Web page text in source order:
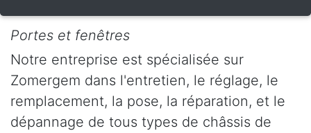
Portes et fenêtres
Notre entreprise est spécialisée sur
Zomergem dans l'entretien, le réglage, le
remplacement, la pose, la réparation, et le
dépannage de tous types de châssis de